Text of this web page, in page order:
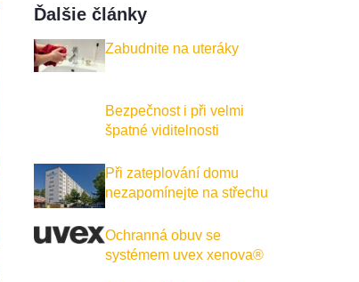
Ďalšie články
Zabudnite na uteráky
Bezpečnost i při velmi
špatné viditelnosti
Při zateplování domu
nezapomínejte na střechu
Ochranná obuv se
systémem uvex xenova®